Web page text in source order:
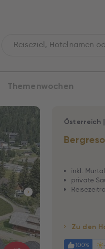
Themenwochen
Österreich |
inkl.
private
Zu den
100%